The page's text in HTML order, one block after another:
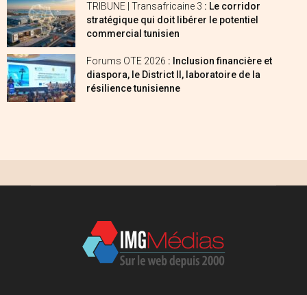
TRIBUNE | Transafricaine 3 : Le corridor
stratégique qui doit libérer le potentiel
commercial tunisien
Forums OTE 2026 : Inclusion financière et
diaspora, le District II, laboratoire de la
résilience tunisienne